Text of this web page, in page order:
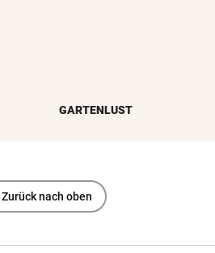
GARTENLUST
Zurück nach oben